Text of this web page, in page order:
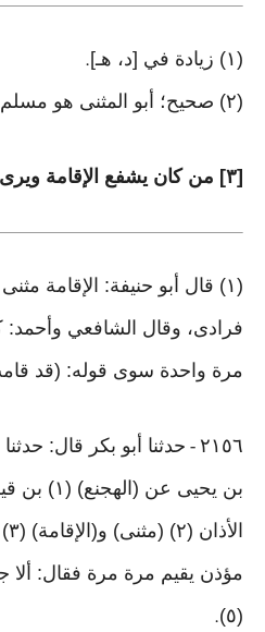
(١) زيادة في [د، هـ] .
(٢) صحيح؛ أبو المثنى هو مسلم بن المثنى المؤذن
[٣] من كان يشفع الإقامة ويرى أن يثنيها
(١) قال أبو حنيفة: الإقامة
فرادى، وقال الشافعي وأحمد:
مرة واحدة سوى قوله: (قد قامت
٢١٥٦ - حدثنا أبو بكر قال:
بن يحيى عن
مؤذن يقيم مرة مرة فقال: ألا
(٥)
.